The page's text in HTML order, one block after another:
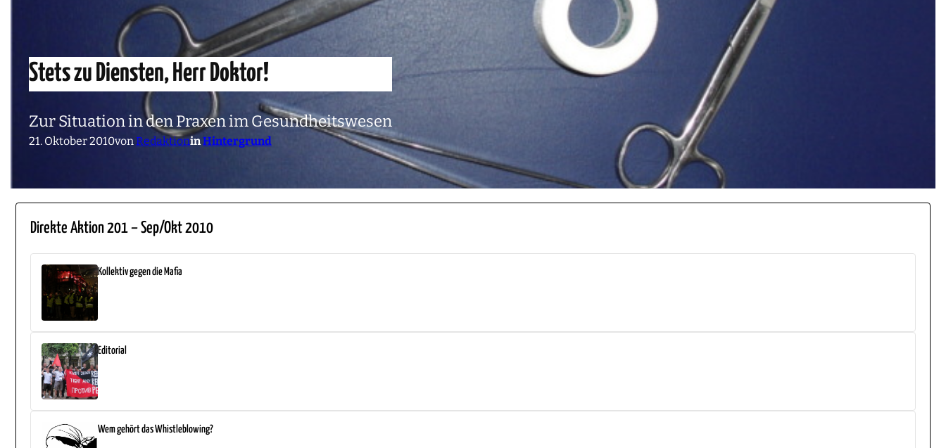
Stets zu Diensten, Herr Doktor!
Zur Situation in den Praxen im Gesundheitswesen
21. Oktober 2010von RedaktioninHintergrund
Direkte Aktion 201 – Sep/Okt 2010
Kollektiv gegen die Mafia
Editorial
Wem gehört das Whistleblowing?